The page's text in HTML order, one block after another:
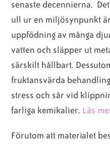
senaste decennierna.
ull ur en miljösynpunkt
uppfödning av många
vatten och släpper ut
särskilt hållbart.
fruktansvärda
stress och sår vid
farliga kemikalier. Läs
Förutom att materialet